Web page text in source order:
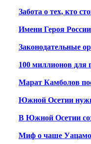
Забота о тех, кто
Имени Героя России
Законодательные
100 миллионов для
Марат Камболов
Южной Осетии
В Южной Осетии
Миф о чаше